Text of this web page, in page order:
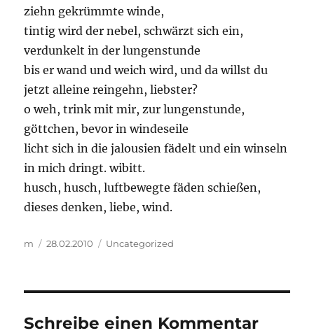
ziehn gekrümmte winde,
tintig wird der nebel, schwärzt sich ein,
verdunkelt in der lungenstunde
bis er wand und weich wird, und da willst du
jetzt alleine reingehn, liebster?
o weh, trink mit mir, zur lungenstunde,
göttchen, bevor in windeseile
licht sich in die jalousien fädelt und ein winseln
in mich dringt. wibitt.
husch, husch, luftbewegte fäden schießen,
dieses denken, liebe, wind.
Autor
m
Veröffentlicht
28.02.2010 Kategorien
Uncategorized
Schreibe einen Kommentar